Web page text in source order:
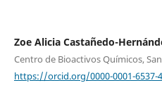
Zoe Alicia Castañedo-
Centro de Bioactivos Químicos,
https://orcid.org/0000-0001-6537-